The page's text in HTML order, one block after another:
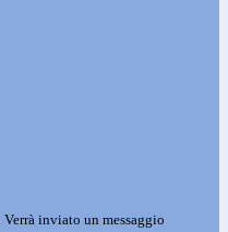
Verrà inviato un messaggio